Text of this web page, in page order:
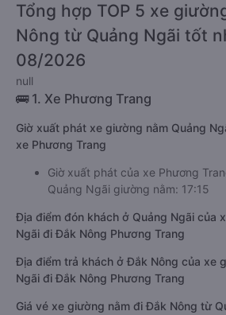
Tổng hợp TOP 5 xe
Nông từ Quảng Ngãi tốt
08/2026
null
🚌 1. Xe Phương Trang
Giờ xuất phát xe giường nằm Quảng
xe Phương Trang
Giờ xuất phát của xe Phương
Quảng Ngãi giường nằm: 17:15
Địa điểm đón khách ở Quảng Ngãi của
Ngãi đi Đắk Nông Phương Trang
Địa điểm trả khách ở Đắk Nông của xe
Ngãi đi Đắk Nông Phương Trang
Giá vé xe giường nằm đi Đắk Nông từ